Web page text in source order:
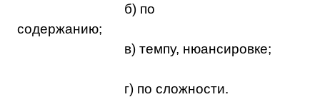
б) по
в) темпу, нюансировке;
г) по сложности.